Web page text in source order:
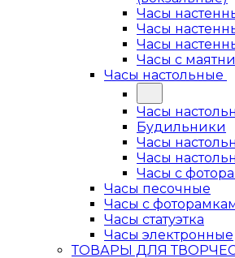
Часы
Часы
Часы
Часы с
Часы настольные
Часы
Будильники
Часы
Часы
Часы с
Часы песочные
Часы с
Часы статуэтка
Часы электронные
ТОВАРЫ ДЛЯ